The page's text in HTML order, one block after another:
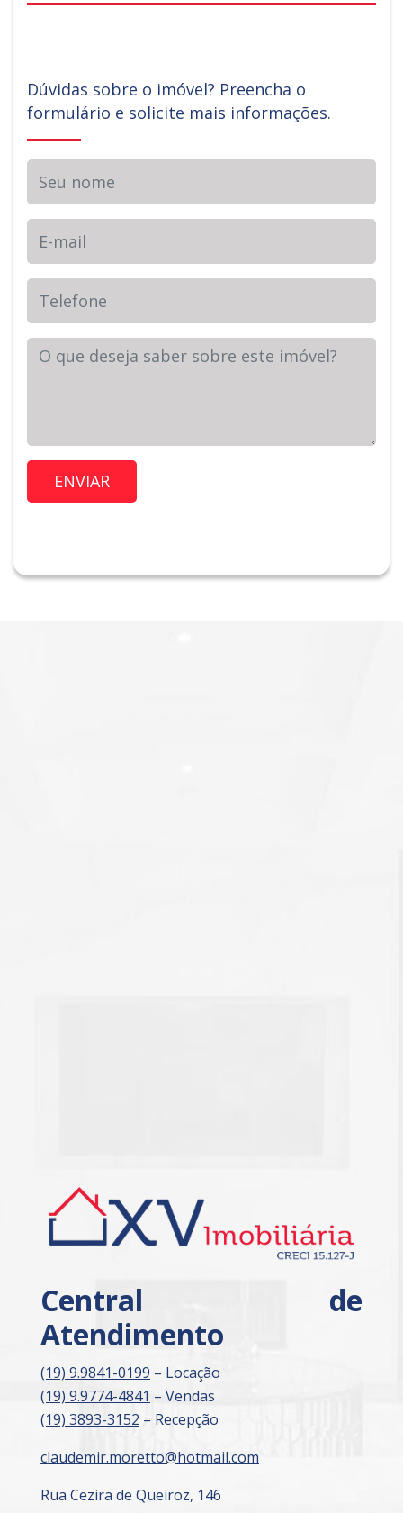
Dúvidas sobre o imóvel? Preencha o
formulário e solicite mais informações.
Telefone
Sua Mensagem
Central de
Atendimento
(19) 9.9841-0199 – Locação
(19) 9.9774-4841 – Vendas
(19) 3893-3152 – Recepção
claudemir.moretto@hotmail.com
Rua Cezira de Queiroz, 146